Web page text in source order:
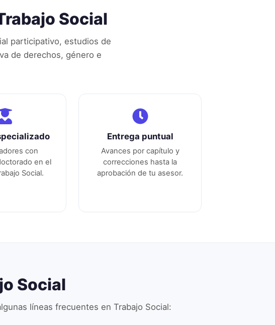
Social
participativo, estudios de
de derechos, género e
con
en el
Social.
Entrega puntual
Avances por capítulo y
correcciones hasta la
aprobación de tu asesor.
Social
líneas frecuentes en Trabajo Social: